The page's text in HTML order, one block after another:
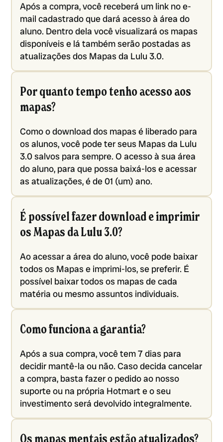
Após a compra, você receberá um link no e-
mail cadastrado que dará acesso à área do
aluno. Dentro dela você visualizará os mapas
disponíveis e lá também serão postadas as
atualizações dos Mapas da Lulu 3.0.
Por quanto tempo tenho acesso aos
mapas?
Como o download dos mapas é liberado para
os alunos, você pode ter seus Mapas da Lulu
3.0 salvos para sempre. O acesso à sua área
do aluno, para que possa baixá-los e acessar
as atualizações, é de 01 (um) ano.
É possível fazer download e imprimir
os Mapas da Lulu 3.0?
Ao acessar a área do aluno, você pode baixar
todos os Mapas e imprimi-los, se preferir. É
possível baixar todos os mapas de cada
matéria ou mesmo assuntos individuais.
Como funciona a garantia?
Após a sua compra, você tem 7 dias para
decidir mantê-la ou não. Caso decida cancelar
a compra, basta fazer o pedido ao nosso
suporte ou na própria Hotmart e o seu
investimento será devolvido integralmente.